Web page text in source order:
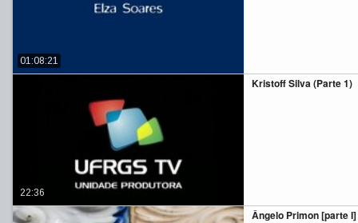
01:08:21
Kristoff Silva (Parte 1)
22:36
Ângelo Primon [parte I]